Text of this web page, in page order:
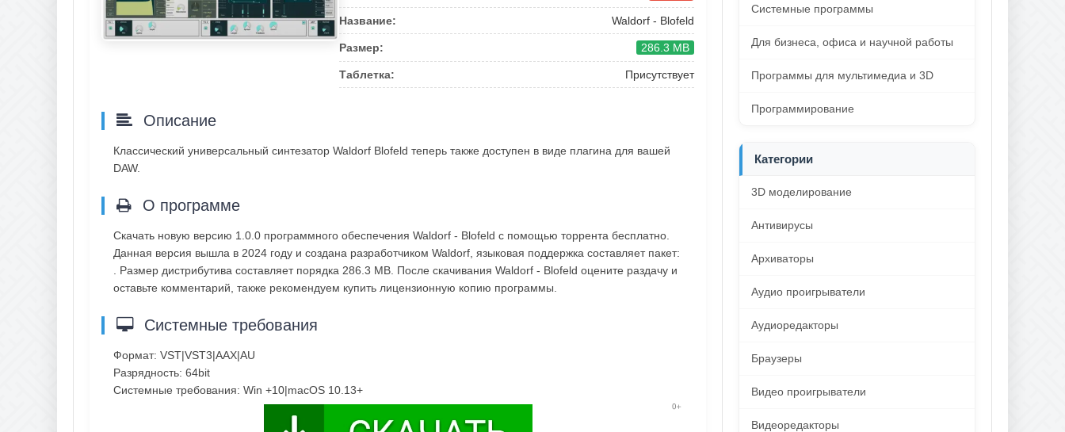
Название: Waldorf - Blofeld
Размер: 286.3 MB
Таблетка: Присутствует
Описание
Классический универсальный синтезатор Waldorf Blofeld теперь также доступен в виде плагина для вашей
DAW.
О программе
Скачать новую версию 1.0.0 программного обеспечения Waldorf - Blofeld с помощью торрента бесплатно.
Данная версия вышла в 2024 году и создана разработчиком Waldorf, языковая поддержка составляет пакет:
. Размер дистрибутива составляет порядка 286.3 MB. После скачивания Waldorf - Blofeld оцените раздачу и
оставьте комментарий, также рекомендуем купить лицензионную копию программы.
Системные требования
Формат: VST|VST3|AAX|AU
Разрядность: 64bit
Системные требования: Win +10|macOS 10.13+
Системные программы
Для бизнеса, офиса и научной работы
Программы для мультимедиа и 3D
Программирование
Категории
3D моделирование
Антивирусы
Архиваторы
Аудио проигрыватели
Аудиоредакторы
Браузеры
Видео проигрыватели
Видеоредакторы